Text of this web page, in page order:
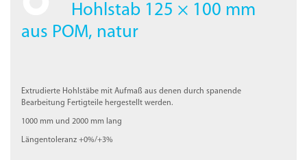
Hohlstab 125 × 100 mm
aus POM, natur
Extrudierte Hohlstäbe mit Aufmaß aus denen durch spanende
Bearbeitung Fertigteile hergestellt werden.
1000 mm und 2000 mm lang
Längentoleranz +0%/+3%